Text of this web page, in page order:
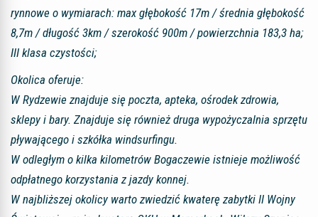
rynnowe o wymiarach: max głębokość 17m / średnia głębokość
8,7m / długość 3km / szerokość 900m / powierzchnia 183,3 ha;
III klasa czystości;
Okolica oferuje:
W Rydzewie znajduje się poczta, apteka, ośrodek zdrowia,
sklepy i bary. Znajduje się również druga wypożyczalnia sprzętu
pływającego i szkółka windsurfingu.
W odległym o kilka kilometrów Bogaczewie istnieje możliwość
odpłatnego korzystania z jazdy konnej.
W najbliższej okolicy warto zwiedzić kwaterę zabytki II Wojny